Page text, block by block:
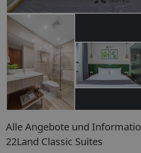
Alle Angebote und
22Land Classic Suites